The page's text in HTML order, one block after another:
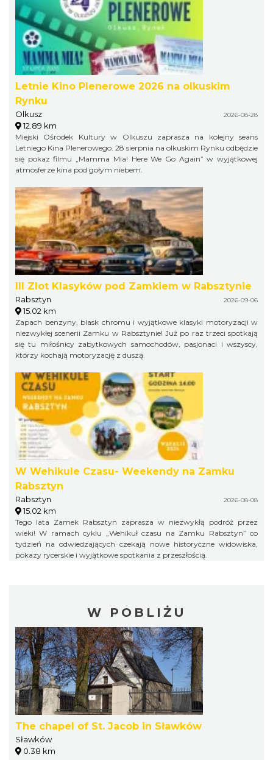
Letnie Kino Plenerowe 2026 na olkuskim
Rynku
Olkusz 2026-08-28
12.89 km
Miejski Ośrodek Kultury w Olkuszu zaprasza na kolejny seans
Letniego Kina Plenerowego. 28 sierpnia na olkuskim Rynku odbędzie
się pokaz filmu „Mamma Mia! Here We Go Again” w wyjątkowej
atmosferze kina pod gołym niebem.
III Zlot Klasyków pod Zamkiem w Rabsztynie
Rabsztyn 2026-09-06
15.02 km
Zapach benzyny, blask chromu i wyjątkowe klasyki motoryzacji w
niezwykłej scenerii Zamku w Rabsztynie! Już po raz trzeci spotkają
się tu miłośnicy zabytkowych samochodów, pasjonaci i wszyscy,
którzy kochają motoryzację z duszą.
W Wehikule Czasu- Weekendy na Zamku
Rabsztyn
Rabsztyn 2026-08-08
15.02 km
Tego lata Zamek Rabsztyn zaprasza w niezwykłą podróż przez
wieki! W ramach cyklu „Wehikuł czasu na Zamku Rabsztyn” co
tydzień na odwiedzających czekają nowe historyczne widowiska,
pokazy rycerskie i wyjątkowe spotkania z przeszłością.
W POBLIŻU
The chapel of St. Jacob in Sławków
Sławków
0.38 km